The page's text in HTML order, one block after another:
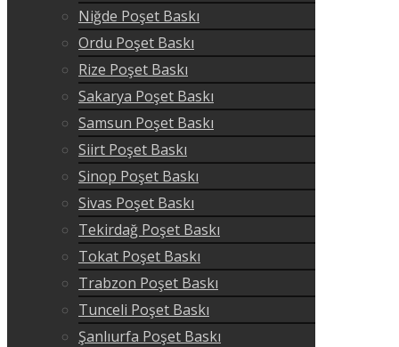
Niğde Poşet Baskı
Ordu Poşet Baskı
Rize Poşet Baskı
Sakarya Poşet Baskı
Samsun Poşet Baskı
Siirt Poşet Baskı
Sinop Poşet Baskı
Sivas Poşet Baskı
Tekirdağ Poşet Baskı
Tokat Poşet Baskı
Trabzon Poşet Baskı
Tunceli Poşet Baskı
Şanlıurfa Poşet Baskı